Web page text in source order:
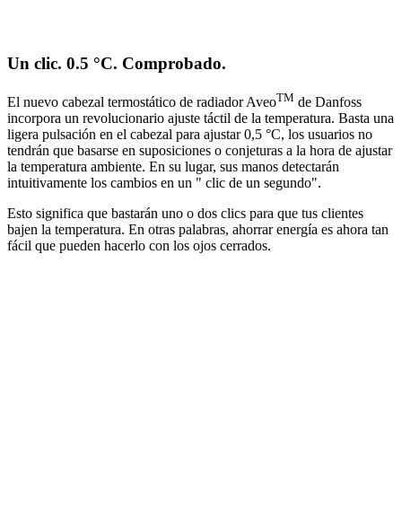
Un clic. 0.5 °C. Comprobado.
El nuevo cabezal termostático de radiador AveoTM de Danfoss
incorpora un revolucionario ajuste táctil de la temperatura. Basta una
ligera pulsación en el cabezal para ajustar 0,5 °C, los usuarios no
tendrán que basarse en suposiciones o conjeturas a la hora de ajustar
la temperatura ambiente. En su lugar, sus manos detectarán
intuitivamente los cambios en un " clic de un segundo".
Esto significa que bastarán uno o dos clics para que tus clientes
bajen la temperatura. En otras palabras, ahorrar energía es ahora tan
fácil que pueden hacerlo con los ojos cerrados.